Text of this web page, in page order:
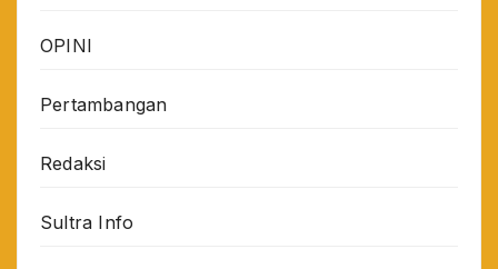
OPINI
Pertambangan
Redaksi
Sultra Info